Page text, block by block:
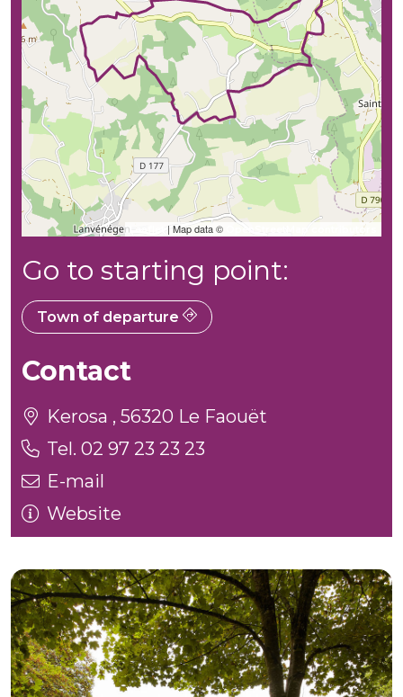
| Map data © OpenStreetMap contributors
Go to starting point:
Town of departure
Contact
Kerosa , 56320 Le Faouët
Tel. 02 97 23 23 23
E-mail
Website